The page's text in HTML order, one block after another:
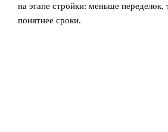
на этапе стройки: меньше переделок,
понятнее сроки.